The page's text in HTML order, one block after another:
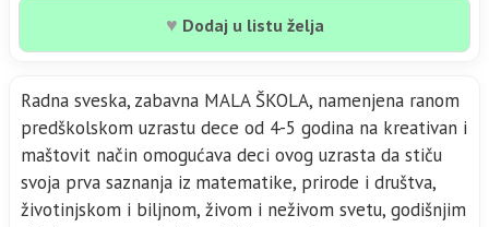
♥ Dodaj u listu želja
Radna sveska, zabavna MALA ŠKOLA, namenjena ranom
predškolskom uzrastu dece od 4-5 godina na kreativan i
maštovit način omogućava deci ovog uzrasta da stiču
svoja prva saznanja iz matematike, prirode i društva,
životinjskom i biljnom, živom i neživom svetu, godišnjim